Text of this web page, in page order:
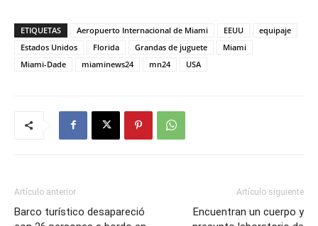
ETIQUETAS Aeropuerto Internacional de Miami EEUU
equipaje
Estados Unidos
Florida Grandas de juguete
Miami
Miami-Dade
miaminews24 mn24 USA
Artículo anterior
Barco turístico desapareció
Artículo siguiente
Encuentran un cuerpo y